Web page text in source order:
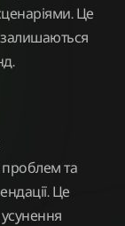
Це
проблем та
Це